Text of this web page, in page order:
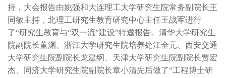
持，大会报告由姚强和大连理工大学研究生院常务副院长王
同敏主持，北理工研究生教育研究中心主任王战军进行
了“研究生教育与“双一流”建设”特邀报告。清华大学研究生
院副院长董渊、浙江大学研究生院培养处江全元、西安交通
大学研究生院副院长龙建纲、天津大学研究生院副院长贾宏
杰、同济大学研究生院副院长章小清先后做了“工程博士研